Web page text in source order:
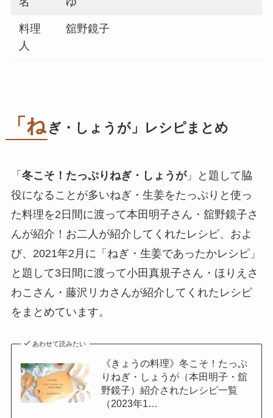
料理
人
舘野鏡子
「ね ぎ・しょうが」レシピまとめ
「 冬こそ！たっぷりねぎ・しょうが」と題して脇
役になることが多いねぎ・生姜をたっぷりと使っ
た料理を2日間に渡って本田明子さん・舘野鏡子さ
んが紹介！お二人が紹介してくれたレシピ、およ
び、2021年2月に「ねぎ・生姜であったかレシピ」
と題して3日間に渡って小田真規子さん・ほりえさ
わこさん・藤沢リカさんが紹介してくれたレシピ
をまとめています。
あわせて読みたい
《きょうの料理》冬こそ！たっぷ
りねぎ・しょうが（本田明子・舘
野鏡子）紹介されたレシピ一覧
（2023年1…